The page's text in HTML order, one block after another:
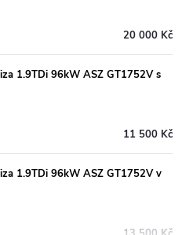
20 000 Kč
1.9TDi 96kW ASZ GT1752V s
11 500 Kč
1.9TDi 96kW ASZ GT1752V v